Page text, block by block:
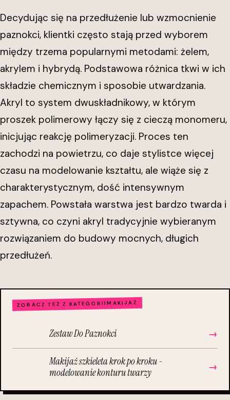
Decydując się na przedłużenie lub wzmocnienie
paznokci, klientki często stają przed wyborem
między trzema popularnymi metodami: żelem,
akrylem i hybrydą. Podstawowa różnica tkwi w ich
składzie chemicznym i sposobie utwardzania.
Akryl to system dwuskładnikowy, w którym
proszek polimerowy łączy się z cieczą monomeru,
inicjując reakcję polimeryzacji. Proces ten
zachodzi na powietrzu, co daje stylistce więcej
czasu na modelowanie kształtu, ale wiąże się z
charakterystycznym, dość intensywnym
zapachem. Powstała warstwa jest bardzo twarda i
sztywna, co czyni akryl tradycyjnie wybieranym
rozwiązaniem do budowy mocnych, długich
przedłużeń.
ZOBACZ TEŻ Z KATEGORIIMAKIJAŻ
Zestaw Do Paznokci →
Makijaż szkieleta krok po kroku -
modelowanie konturu twarzy
→